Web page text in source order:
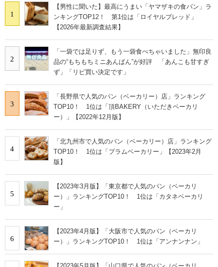
1
【男性に聞いた】最高にうまい「ヤマザキの食パン」ラ
ンキングTOP12！ 第1位は「ロイヤルブレッド」
【2026年最新調査結果】
2
「一袋では足りず、もう一袋食べちゃいました」無印良
品の“もちもちミニあんぱん”が好評 「あんこも甘すぎ
ず」「リピ買い決定です」
3
「長野県で人気のパン（ベーカリー）店」ランキング
TOP10！ 1位は「頂BAKERY（いただきベーカリ
ー）」【2022年12月版】
4
「北九州市で人気のパン（ベーカリー）店」ランキング
TOP10！ 1位は「プラムベーカリー」【2023年2月
版】
5
【2023年3月版】「東京都で人気のパン（ベーカリ
ー）」ランキングTOP10！ 1位は「カタネベーカリ
ー」
6
【2023年4月版】「大阪市で人気のパン（ベーカリ
ー）」ランキングTOP10！ 1位は「アンナンナン」